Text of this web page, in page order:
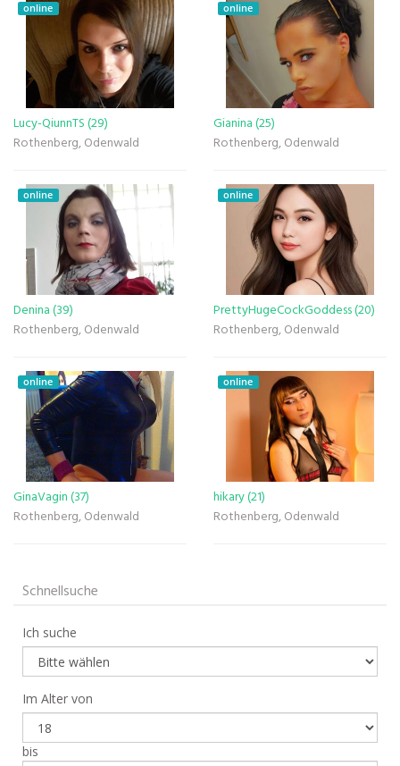
online
Lucy-QiunnTS (29)
Rothenberg, Odenwald
online
Gianina (25)
Rothenberg, Odenwald
online
Denina (39)
Rothenberg, Odenwald
online
PrettyHugeCockGoddess (20)
Rothenberg, Odenwald
online
GinaVagin (37)
Rothenberg, Odenwald
online
hikary (21)
Rothenberg, Odenwald
Schnellsuche
Ich suche
Im Alter von
bis